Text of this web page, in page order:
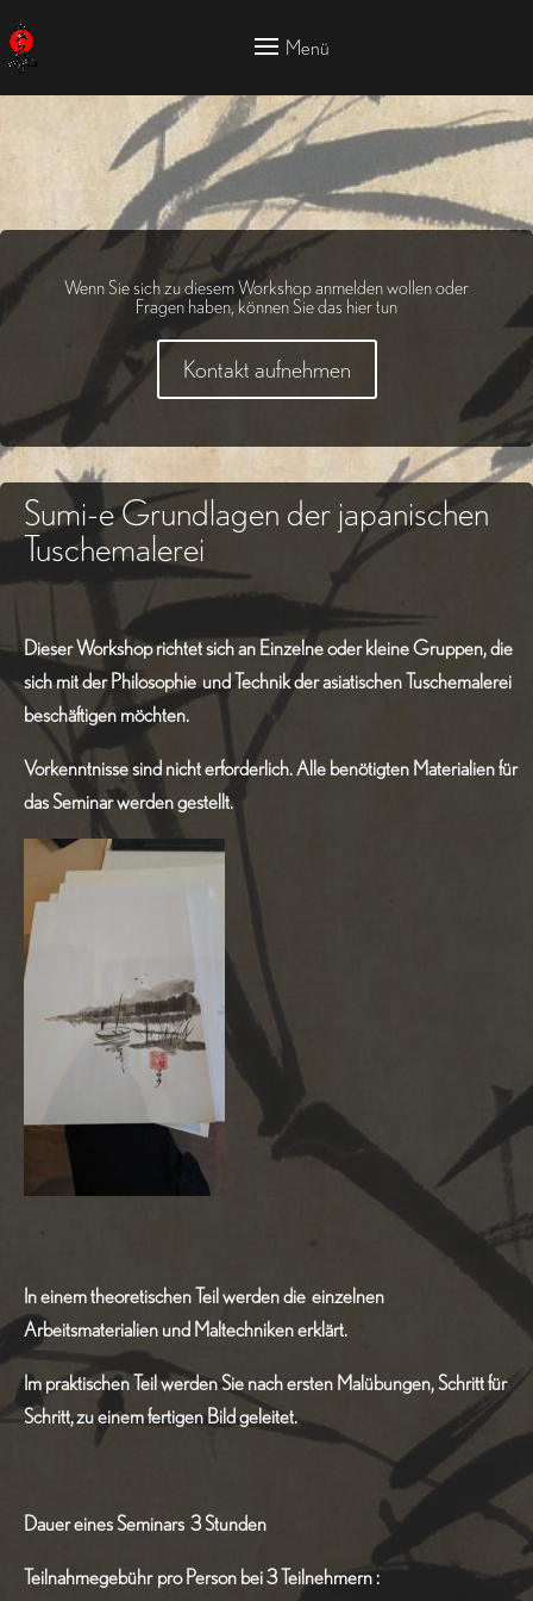
Wenn Sie sich zu diesem Workshop anmelden wollen oder
Fragen haben, können Sie das hier tun
Kontakt aufnehmen
Sumi-eGrundlagen der japanischen
Tuschemalerei
Dieser Workshop richtet sich an Einzelne oder kleine Gruppen, die
sich mit der Philosophie und Technik der asiatischen Tuschemalerei
beschäftigen möchten.
Vorkenntnisse sind nicht erforderlich. Alle benötigten Materialien für
das Seminar werden gestellt.
In einem theoretischen Teil werden die einzelnen
Arbeitsmaterialien und Maltechniken erklärt.
Im praktischen Teil werden Sie nach ersten Malübungen, Schritt für
Schritt,zu einem fertigen Bild geleitet.
Dauer eines Seminars 3 Stunden
Teilnahmegebühr pro Person bei 3 Teilnehmern :